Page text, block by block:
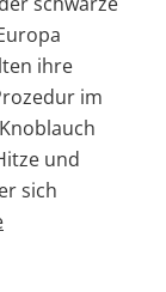
ihre
im
und
sich